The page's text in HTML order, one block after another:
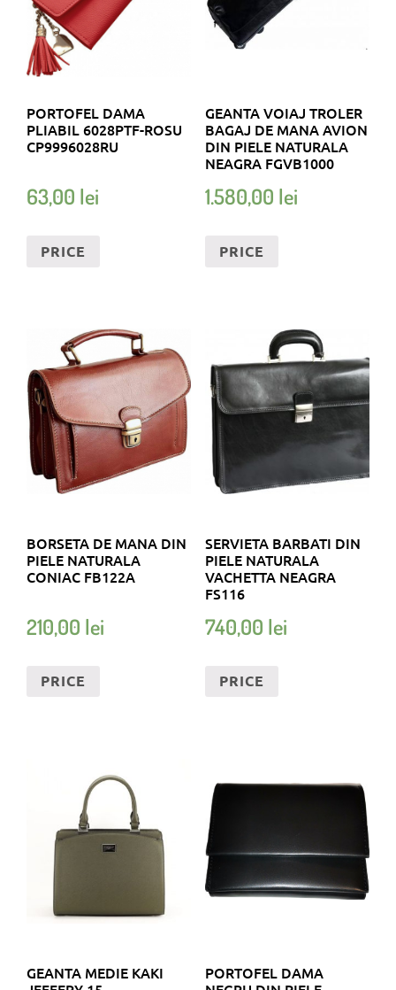
PORTOFEL DAMA
PLIABIL 6028PTF-ROSU
CP9996028RU
63,00 lei
PRICE
GEANTA VOIAJ TROLER
BAGAJ DE MANA AVION
DIN PIELE NATURALA
NEAGRA FGVB1000
1.580,00 lei
PRICE
BORSETA DE MANA DIN
PIELE NATURALA
CONIAC FB122A
210,00 lei
PRICE
SERVIETA BARBATI DIN
PIELE NATURALA
VACHETTA NEAGRA
FS116
740,00 lei
PRICE
GEANTA MEDIE KAKI
PORTOFEL DAMA